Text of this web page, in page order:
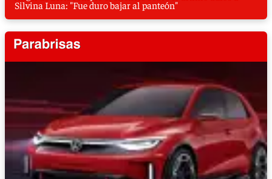
Silvina Luna: "Fue duro bajar al panteón"